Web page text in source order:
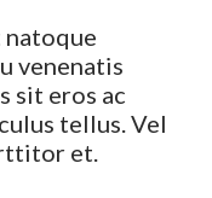
natoque
venenatis
sit eros ac
tellus. Vel
et.